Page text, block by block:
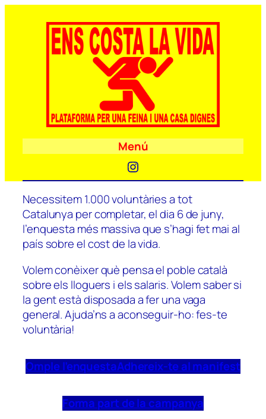
Menú
Instagram
Necessitem 1.000 voluntàries a tot
Catalunya per completar, el dia 6 de juny,
l’enquesta més massiva que s’hagi fet mai al
país sobre el cost de la vida.
Volem conèixer què pensa el poble català
sobre els lloguers i els salaris. Volem saber si
la gent està disposada a fer una vaga
general. Ajuda’ns a aconseguir-ho: fes-te
voluntària!
Omple l’enquestaAdhereix-te al manifest
Forma part de la campanya